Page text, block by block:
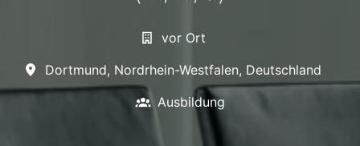
vor Ort
Dortmund, Nordrhein-Westfalen, Deutschland
Ausbildung